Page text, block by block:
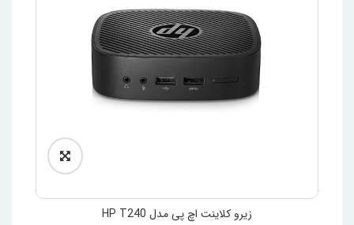
زیرو کلاینت اچ پی مدل HP T240